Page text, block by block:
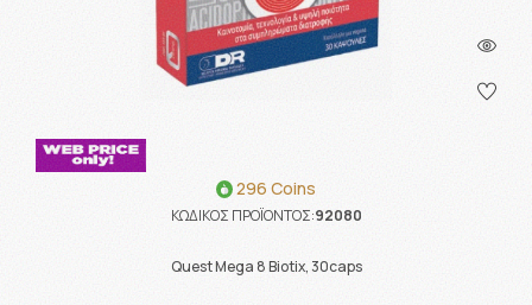
296 Coins
ΚΩΔΙΚΟΣ ΠΡΟΪΟΝΤΟΣ:92080
Quest Mega 8 Biotix, 30caps